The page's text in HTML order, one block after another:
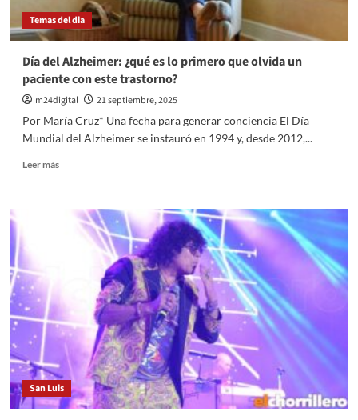
Mecatrónico
en
la
“Todo
el
esfuerzo
la
pena”
Temas del dia
Día del Alzheimer: ¿qué es lo primero que olvida un
paciente con este trastorno?
m24digital
21 septiembre, 2025
Por María Cruz* Una fecha para generar conciencia El Día
Mundial del Alzheimer se instauró en 1994 y, desde 2012,...
Leer másLeer
Alzheimer:
primero
que
olvida
un
paciente
con
este
trastorno?
San Luis